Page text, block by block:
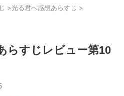
>光る君へ感想あらすじ >
らすじレビュー第10